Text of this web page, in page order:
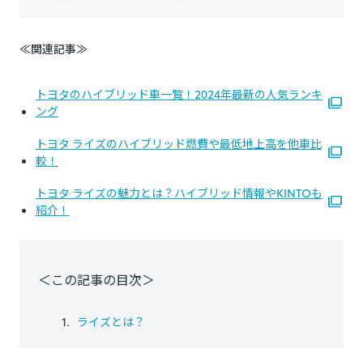
≪関連記事≫
トヨタのハイブリッド車一覧！2024年最新の人気ランキ
ング
トヨタ ライズのハイブリッド燃費や最低地上高を他車比
較！
トヨタ ライズの魅力とは？ハイブリッド情報やKINTOも
紹介！
＜この記事の目次＞
ライズとは？